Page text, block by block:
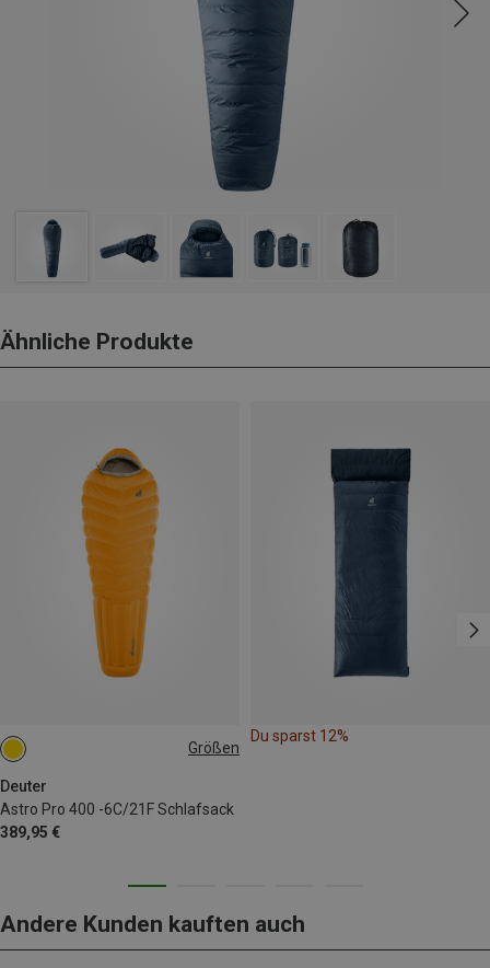
Ähnliche Produkte
Größen
Deuter
Astro Pro 400 -6C/21F Schlafsack
389,95 €
MAX. 185CM | LEFT
Du sparst 12%
Andere Kunden kauften auch